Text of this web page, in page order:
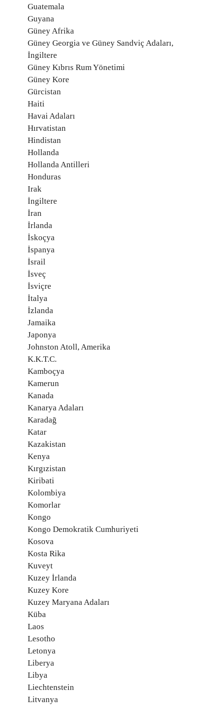
Guatemala
Guyana
Güney Afrika
Güney Georgia ve Güney Sandviç Adaları,
İngiltere
Güney Kıbrıs Rum Yönetimi
Güney Kore
Gürcistan
Haiti
Havai Adaları
Hırvatistan
Hindistan
Hollanda
Hollanda Antilleri
Honduras
Irak
İngiltere
İran
İrlanda
İskoçya
İspanya
İsrail
İsveç
İsviçre
İtalya
İzlanda
Jamaika
Japonya
Johnston Atoll, Amerika
K.K.T.C.
Kamboçya
Kamerun
Kanada
Kanarya Adaları
Karadağ
Katar
Kazakistan
Kenya
Kırgızistan
Kiribati
Kolombiya
Komorlar
Kongo
Kongo Demokratik Cumhuriyeti
Kosova
Kosta Rika
Kuveyt
Kuzey İrlanda
Kuzey Kore
Kuzey Maryana Adaları
Küba
Laos
Lesotho
Letonya
Liberya
Libya
Liechtenstein
Litvanya